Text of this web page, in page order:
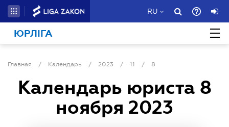
RU
ЮРЛІГА
Главная / Календарь / 2023 / 11 / 8
Календарь юриста 8
ноября 2023